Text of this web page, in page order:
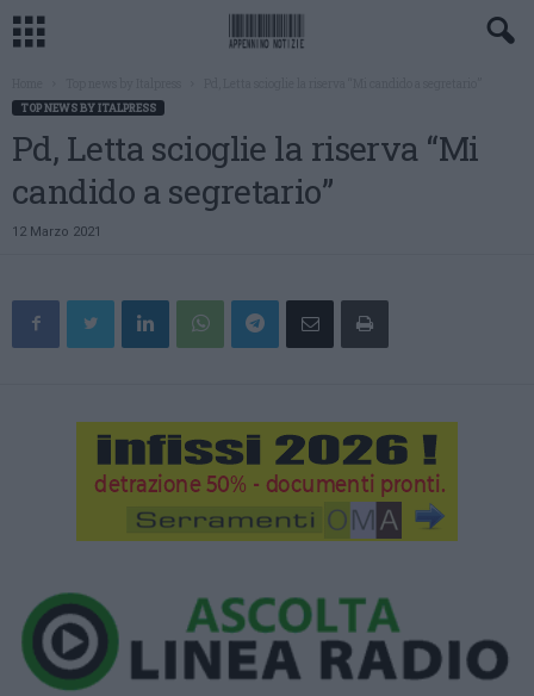
TOP NEWS BY ITALPRESS
Pd, Letta scioglie la riserva “Mi
candido a segretario”
12 Marzo 2021